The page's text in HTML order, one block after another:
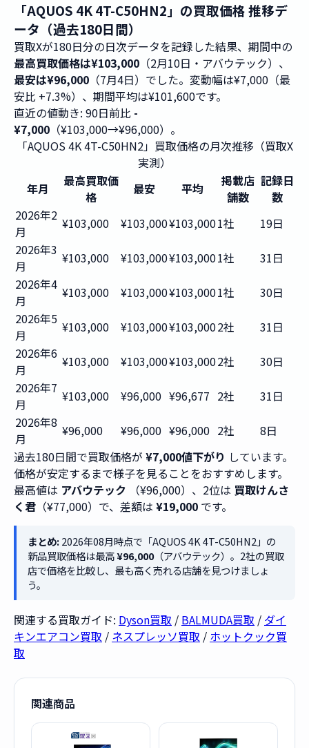
「AQUOS 4K 4T-C50HN2」の買取価格 推移デ
ータ（過去180日間）
買取Xが180日分の日次データを記録した結果、期間中の
最高買取価格は¥103,000 （2月10日・アバウテック）、
最安は¥96,000 （7月4日）でした。変動幅は¥7,000（最
安比 +7.3%）、期間平均は¥101,600です。
直近の値動き: 90日前比 -
¥7,000 （¥103,000→¥96,000）。
「AQUOS 4K 4T-C50HN2」買取価格の月次推移（買取X
実測）
年月
最高買取価
格
最安 平均
掲載店
舗数
記録日
数
2026年2
月
¥103,000 ¥103,000¥103,0001社
19日
2026年3
月
¥103,000 ¥103,000¥103,0001社
31日
2026年4
月
¥103,000 ¥103,000¥103,0001社
30日
2026年5
月
¥103,000 ¥103,000¥103,0002社
31日
2026年6
月
¥103,000 ¥103,000¥103,0002社
30日
2026年7
月
¥103,000 ¥96,000 ¥96,677 2社
31日
2026年8
月
¥96,000 ¥96,000 ¥96,000 2社
8日
過去180日間で買取価格が ¥7,000値下がり しています。
価格が安定するまで様子を見ることをおすすめします。
最高値は アバウテック （¥96,000）、2位は 買取けんさ
く君 （¥77,000）で、差額は ¥19,000 です。
まとめ:2026年08月時点で「AQUOS 4K 4T-C50HN2」の
新品買取価格は最高¥96,000（アバウテック）。2社の買取
店で価格を比較し、最も高く売れる店舗を見つけましょ
う。
関連する買取ガイド: Dyson買取 / BALMUDA買取 / ダイ
キンエアコン買取 / ネスプレッソ買取 / ホットクック買
取
関連商品